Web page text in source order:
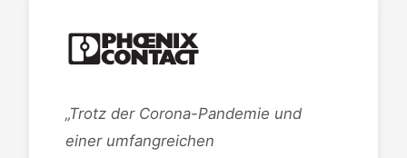
„Trotz der Corona-Pandemie und
einer umfangreichen